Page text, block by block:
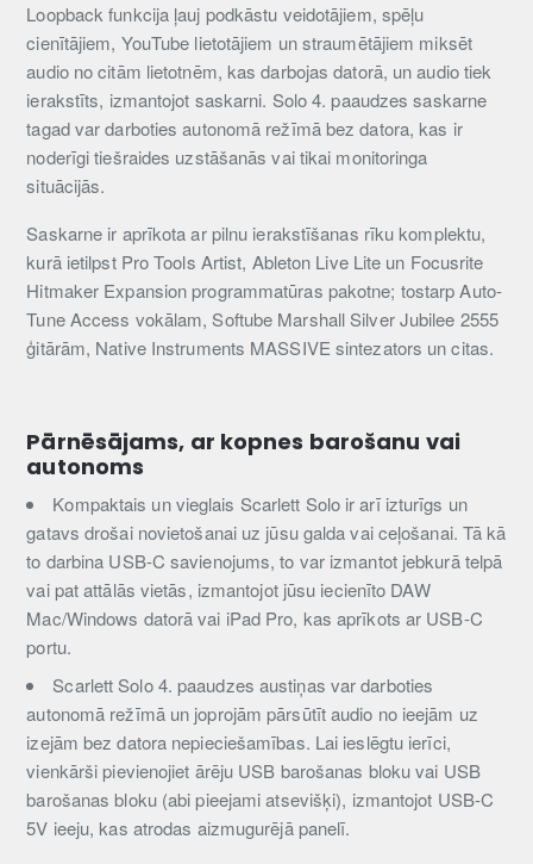
Loopback funkcija ļauj podkāstu veidotājiem, spēļu
cienītājiem, YouTube lietotājiem un straumētājiem miksēt
audio no citām lietotnēm, kas darbojas datorā, un audio tiek
ierakstīts, izmantojot saskarni. Solo 4. paaudzes saskarne
tagad var darboties autonomā režīmā bez datora, kas ir
noderīgi tiešraides uzstāšanās vai tikai monitoringa
situācijās.
Saskarne ir aprīkota ar pilnu ierakstīšanas rīku komplektu,
kurā ietilpst Pro Tools Artist, Ableton Live Lite un Focusrite
Hitmaker Expansion programmatūras pakotne; tostarp Auto-
Tune Access vokālam, Softube Marshall Silver Jubilee 2555
ģitārām, Native Instruments MASSIVE sintezators un citas.
Pārnēsājams, ar kopnes barošanu vai
autonoms
Kompaktais un vieglais Scarlett Solo ir arī izturīgs un
gatavs drošai novietošanai uz jūsu galda vai ceļošanai. Tā kā
to darbina USB-C savienojums, to var izmantot jebkurā telpā
vai pat attālās vietās, izmantojot jūsu iecienīto DAW
Mac/Windows datorā vai iPad Pro, kas aprīkots ar USB-C
portu.
Scarlett Solo 4. paaudzes austiņas var darboties
autonomā režīmā un joprojām pārsūtīt audio no ieejām uz
izejām bez datora nepieciešamības. Lai ieslēgtu ierīci,
vienkārši pievienojiet ārēju USB barošanas bloku vai USB
barošanas bloku (abi pieejami atsevišķi), izmantojot USB-C
5V ieeju, kas atrodas aizmugurējā panelī.